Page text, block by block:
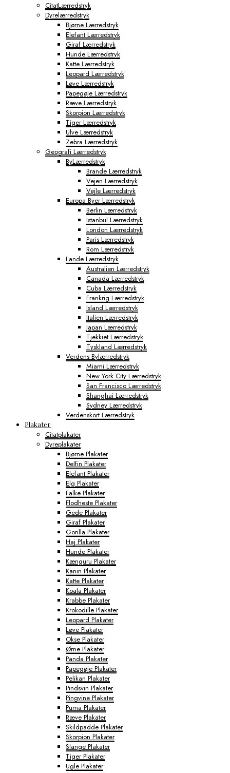
CitatLærredstryk
Dyrelærredstryk
Bjørne Lærredstryk
Elefant Lærredstryk
Giraf Lærredstryk
Hunde Lærredstryk
Katte Lærredstryk
Leopard Lærredstryk
Løve Lærredstryk
Papegøje Lærredstryk
Ræve Lærredstryk
Skorpion Lærredstryk
Tiger Lærredstryk
Ulve Lærredstryk
Zebra Lærredstryk
Geografi Lærredstryk
ByLærredstryk
Brande Lærredstryk
Vejen Lærredstryk
Vejle Lærredstryk
Europa Byer Lærredstryk
Berlin Lærredstryk
Istanbul Lærredstryk
London Lærredstryk
Paris Lærredstryk
Rom Lærredstryk
Lande Lærredstryk
Australien Lærredstryk
Canada Lærredstryk
Cuba Lærredstryk
Frankrig Lærredstryk
Island Lærredstryk
Italien Lærredstryk
Japan Lærredstryk
Tjekkiet Lærredstryk
Tyskland Lærredstryk
Verdens Bylærredstryk
Miami Lærredstryk
New York City Lærredstryk
San Francisco Lærredstryk
Shanghai Lærredstryk
Sydney Lærredstryk
Verdenskort Lærredstryk
Plakater
Citatplakater
Dyreplakater
Bjørne Plakater
Delfin Plakater
Elefant Plakater
Elg Plakater
Falke Plakater
Flodheste Plakater
Gede Plakater
Giraf Plakater
Gorilla Plakater
Haj Plakater
Hunde Plakater
Kænguru Plakater
Kanin Plakater
Katte Plakater
Koala Plakater
Krabbe Plakater
Krokodille Plakater
Leopard Plakater
Løve Plakater
Okse Plakater
Ørne Plakater
Panda Plakater
Papegøje Plakater
Pelikan Plakater
Pindsvin Plakater
Pingvine Plakater
Puma Plakater
Ræve Plakater
Skildpadde Plakater
Skorpion Plakater
Slange Plakater
Tiger Plakater
Ugle Plakater